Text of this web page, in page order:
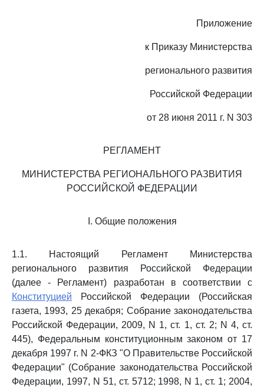
Приложение
к Приказу Министерства
регионального развития
Российской Федерации
от 28 июня 2011 г. N 303
РЕГЛАМЕНТ
МИНИСТЕРСТВА РЕГИОНАЛЬНОГО РАЗВИТИЯ
РОССИЙСКОЙ ФЕДЕРАЦИИ
I. Общие положения
1.1. Настоящий Регламент Министерства
регионального развития Российской Федерации
(далее - Регламент) разработан в соответствии с
Конституцией Российской Федерации (Российская
газета, 1993, 25 декабря; Собрание законодательства
Российской Федерации, 2009, N 1, ст. 1, ст. 2; N 4, ст.
445), Федеральным конституционным законом от 17
декабря 1997 г. N 2-ФКЗ "О Правительстве Российской
Федерации" (Собрание законодательства Российской
Федерации, 1997, N 51, ст. 5712; 1998, N 1, ст. 1; 2004,